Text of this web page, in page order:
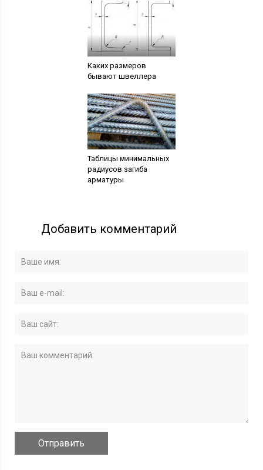
Каких размеров
бывают швеллера
Таблицы минимальных
радиусов загиба
арматуры
Добавить комментарий